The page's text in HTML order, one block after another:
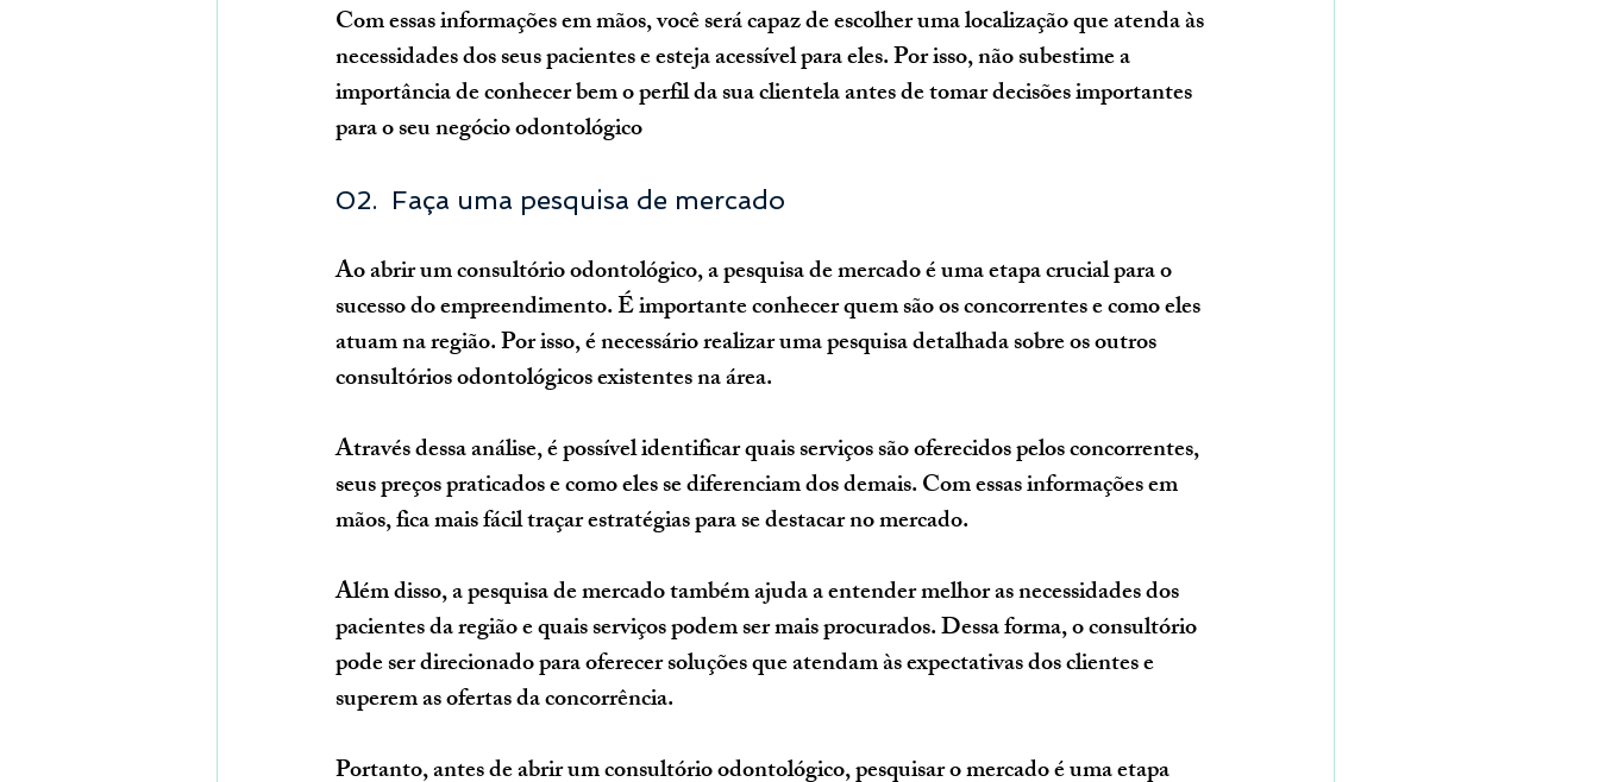
Com essas informações em mãos, você será capaz de escolher uma localização que atenda às
necessidades dos seus pacientes e esteja acessível para eles. Por isso, não subestime a
importância de conhecer bem o perfil da sua clientela antes de tomar decisões importantes
para o seu negócio odontológico
02.  Faça uma pesquisa de mercado
Ao abrir um consultório odontológico, a pesquisa de mercado é uma etapa crucial para o
sucesso do empreendimento. É importante conhecer quem são os concorrentes e como eles
atuam na região. Por isso, é necessário realizar uma pesquisa detalhada sobre os outros
consultórios odontológicos existentes na área.
Através dessa análise, é possível identificar quais serviços são oferecidos pelos concorrentes,
seus preços praticados e como eles se diferenciam dos demais. Com essas informações em
mãos, fica mais fácil traçar estratégias para se destacar no mercado.
Além disso, a pesquisa de mercado também ajuda a entender melhor as necessidades dos
pacientes da região e quais serviços podem ser mais procurados. Dessa forma, o consultório
pode ser direcionado para oferecer soluções que atendam às expectativas dos clientes e
superem as ofertas da concorrência.
Portanto, antes de abrir um consultório odontológico, pesquisar o mercado é uma etapa